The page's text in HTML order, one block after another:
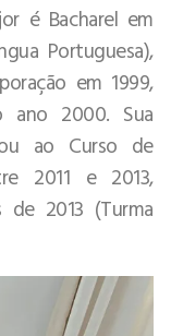
é Bacharel em
Portuguesa),
em 1999,
ano 2000. Sua
ao Curso de
2011 e 2013,
2013 (Turma